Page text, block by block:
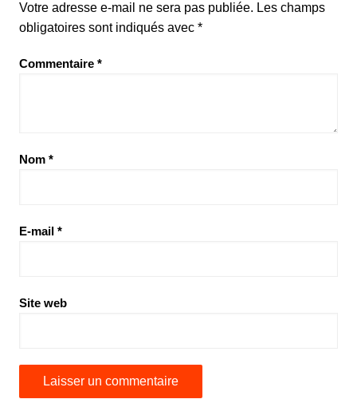
Votre adresse e-mail ne sera pas publiée. Les champs
obligatoires sont indiqués avec *
Commentaire *
Nom *
E-mail *
Site web